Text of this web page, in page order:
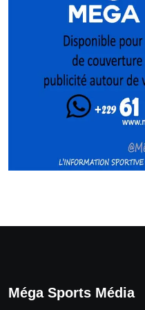
Méga Sports Média